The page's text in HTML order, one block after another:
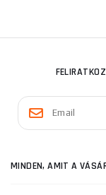
MINDEN, AMIT A